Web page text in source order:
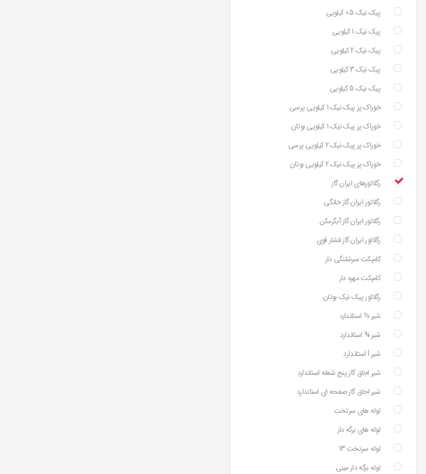
پیک نیک 0.5 کیلویی
پیک نیک 1 کیلویی
پیک نیک 2 کیلویی
پیک نیک 3 کیلویی
پیک نیک 5 کیلویی
خوراک پز پیک نیک 1 کیلویی پرسی
خوراک پز پیک نیک 1 کیلویی بوتان
خوراک پز پیک نیک 2 کیلویی پرسی
خوراک پز پیک نیک 2 کیلویی بوتان
رگلاتورهای ایران گاز
رگلاتور ایران گاز خانگی
رگلاتور ایران گاز آبگرمکن
رگلاتور ایران گاز فشار قوی
کامپکت سرشلنگی دار
کامپکت مهره دار
رگلاتور پیک نیک بوتان
شیر ½ استاندارد
شیر ¾ استاندارد
شیر ⅼ استاندارد
شیر اجاق گاز پنج شعله استاندارد
شیر اجاق گاز صفحه ای استاندارد
لوله های سرتخت
لوله های برگه دار
لوله سرتخت 13
لوله برگه دار مینی